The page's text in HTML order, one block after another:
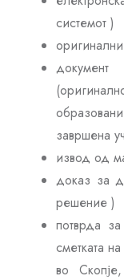
системот )
завршена
извод од
доказ за
решение )
потврда
сметката
во Скопје,